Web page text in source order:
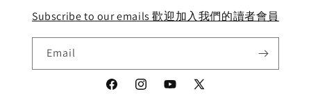
Subscribe to our emails 歡迎加入我們的讀者會員
Email
FacebookInstagramYouTube
X